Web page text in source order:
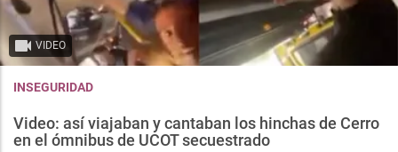
VIDEO
INSEGURIDAD
Video: así viajaban y cantaban los hinchas de Cerro
en el ómnibus de UCOT secuestrado